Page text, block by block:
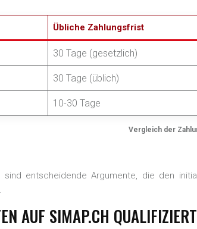
Vergleich der
Übliche Zahlungsfrist
30 Tage (gesetzlich)
30 Tage (üblich)
10-30 Tage
sind entscheidende Argumente, die den
AUF SIMAP.CH